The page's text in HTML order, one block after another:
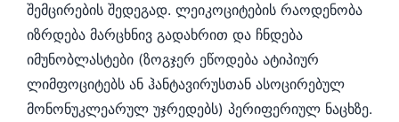
შემცირების შედეგად. ლეიკოციტების რაოდენობა
იზრდება მარცხნივ გადახრით და ჩნდება
იმუნობლასტები (ზოგჯერ ეწოდება ატიპიურ
ლიმფოციტებს ან ჰანტავირუსთან ასოცირებულ
მონონუკლეარულ უჯრედებს) პერიფერიულ ნაცხზე.